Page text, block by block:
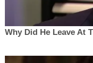
Why Did He Leave At